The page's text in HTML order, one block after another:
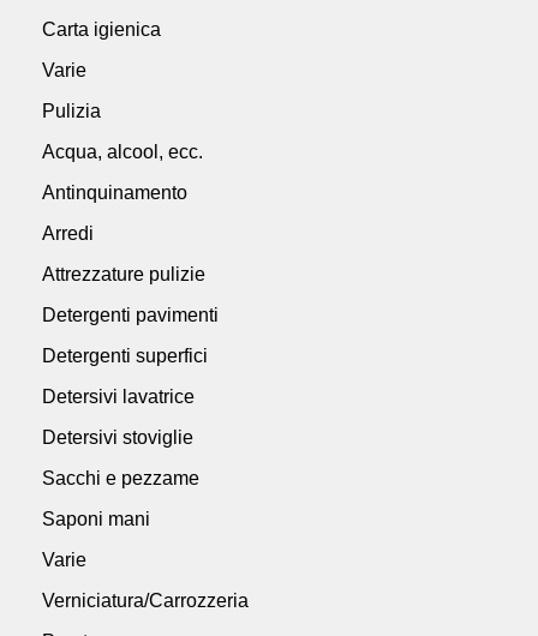
Carta igienica
Varie
Pulizia
Acqua, alcool, ecc.
Antinquinamento
Arredi
Attrezzature pulizie
Detergenti pavimenti
Detergenti superfici
Detersivi lavatrice
Detersivi stoviglie
Sacchi e pezzame
Saponi mani
Varie
Verniciatura/Carrozzeria